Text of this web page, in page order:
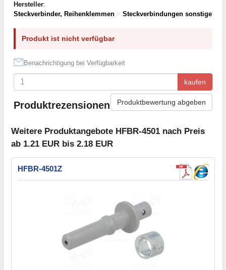
Hersteller:
Steckverbinder, Reihenklemmen > Steckverbindungen sonstige
Produkt ist nicht verfügbar
Benachrichtigung bei Verfügbarkeit
kaufen
Produktrezensionen Produktbewertung abgeben
Weitere Produktangebote HFBR-4501 nach Preis
ab 1.21 EUR bis 2.18 EUR
HFBR-4501Z